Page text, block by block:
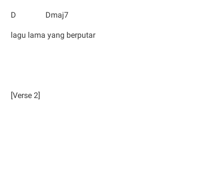
D Dmaj7
lagu lama yang berputar
[Verse 2]